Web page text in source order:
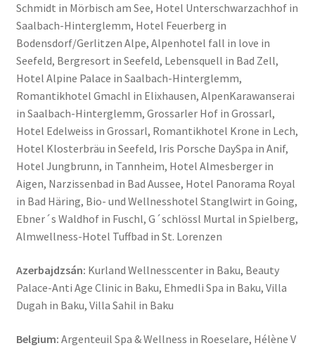
Schmidt in Mörbisch am See, Hotel Unterschwarzachhof in
Saalbach-Hinterglemm, Hotel Feuerberg in
Bodensdorf/Gerlitzen Alpe, Alpenhotel fall in love in
Seefeld, Bergresort in Seefeld, Lebensquell in Bad Zell,
Hotel Alpine Palace in Saalbach-Hinterglemm,
Romantikhotel Gmachl in Elixhausen, AlpenKarawanserai
in Saalbach-Hinterglemm, Grossarler Hof in Grossarl,
Hotel Edelweiss in Grossarl, Romantikhotel Krone in Lech,
Hotel Klosterbräu in Seefeld, Iris Porsche DaySpa in Anif,
Hotel Jungbrunn, in Tannheim, Hotel Almesberger in
Aigen, Narzissenbad in Bad Aussee, Hotel Panorama Royal
in Bad Häring, Bio- und Wellnesshotel Stanglwirt in Going,
Ebner´s Waldhof in Fuschl, G´schlössl Murtal in Spielberg,
Almwellness-Hotel Tuffbad in St. Lorenzen
Azerbajdzsán: Kurland Wellnesscenter in Baku, Beauty
Palace-Anti Age Clinic in Baku, Ehmedli Spa in Baku, Villa
Dugah in Baku, Villa Sahil in Baku
Belgium: Argenteuil Spa & Wellness in Roeselare, Hélène V